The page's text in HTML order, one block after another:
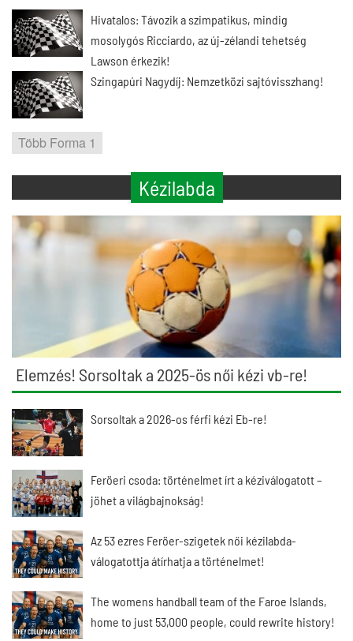
Hivatalos: Távozik a szimpatikus, mindig
mosolygós Ricciardo, az új-zélandi tehetség
Lawson érkezik!
Szingapúri Nagydíj: Nemzetközi sajtóvisszhang!
Több Forma 1
Kézilabda
Elemzés! Sorsoltak a 2025-ös női kézi vb-re!
Sorsoltak a 2026-os férfi kézi Eb-re!
Feröeri csoda: történelmet írt a kéziválogatott –
jöhet a világbajnokság!
Az 53 ezres Feröer-szigetek női kézilabda-
válogatottja átírhatja a történelmet!
The womens handball team of the Faroe Islands,
home to just 53,000 people, could rewrite history!